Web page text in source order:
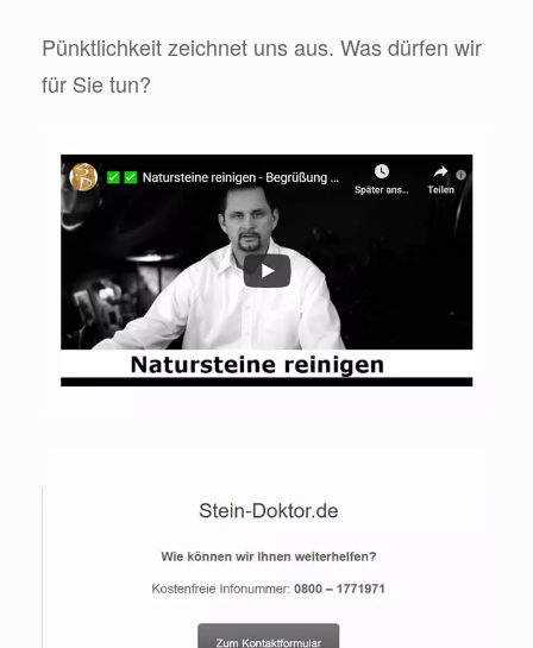
Pünktlichkeit zeichnet uns aus. Was dürfen wir
für Sie tun?